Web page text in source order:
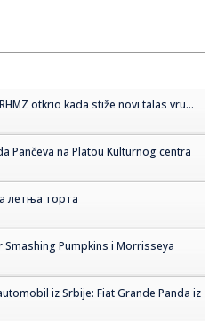
otkrio kada stiže novi talas vru...
Pančeva na Platou Kulturnog centra
летња торта
Smashing Pumpkins i Morrisseya
iz Srbije: Fiat Grande Panda iz